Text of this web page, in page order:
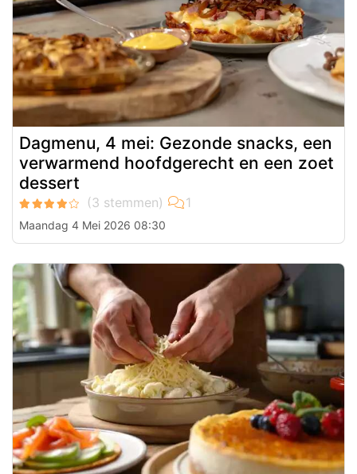
Dagmenu, 4 mei: Gezonde snacks, een
verwarmend hoofdgerecht en een zoet
dessert
Maandag 4 Mei 2026 08:30